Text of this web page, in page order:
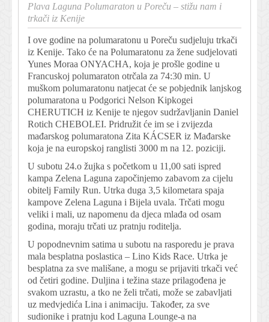
Plava Laguna Polumaraton u Poreču – stižu nam i
trkači iz Kenije
I ove godine na polumaratonu u Poreču sudjeluju trkači
iz Kenije. Tako će na Polumaratonu za žene sudjelovati
Yunes Moraa ONYACHA, koja je prošle godine u
Francuskoj polumaraton otrčala za 74:30 min. U
muškom polumaratonu natjecat će se pobjednik lanjskog
polumaratona u Podgorici Nelson Kipkogei
CHERUTICH iz Kenije te njegov sudržavljanin Daniel
Rotich CHEBOLEI. Pridružit će im se i zvijezda
mađarskog polumaratona Zita KÁCSER iz Mađarske
koja je na europskoj ranglisti 3000 m na 12. poziciji.
U subotu 24.o žujka s početkom u 11,00 sati ispred
kampa Zelena Laguna započinjemo zabavom za cijelu
obitelj Family Run. Utrka duga 3,5 kilometara spaja
kampove Zelena Laguna i Bijela uvala. Trčati mogu
veliki i mali, uz napomenu da djeca mlađa od osam
godina, moraju trčati uz pratnju roditelja.
U popodnevnim satima u subotu na rasporedu je prava
mala besplatna poslastica – Lino Kids Race. Utrka je
besplatna za sve mališane, a mogu se prijaviti trkači već
od četiri godine. Duljina i težina staze prilagođena je
svakom uzrastu, a tko ne želi trčati, može se zabavljati
uz medvjedića Lina i animaciju. Također, za sve
sudionike i pratnju kod Laguna Lounge-a na